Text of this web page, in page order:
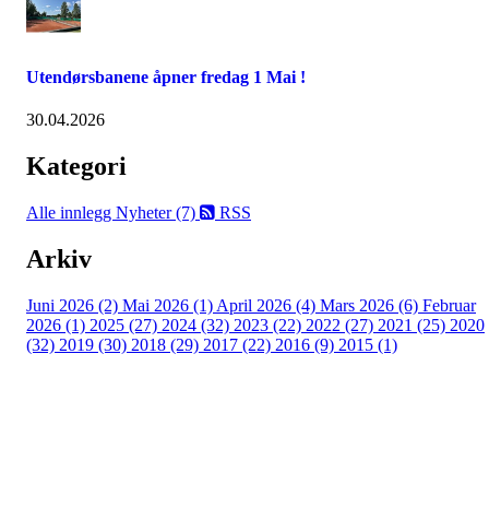
Utendørsbanene åpner fredag 1 Mai !
30.04.2026
Kategori
Alle innlegg Nyheter (7) RSS
Arkiv
Juni 2026 (2) Mai 2026 (1) April 2026 (4) Mars 2026 (6) Februar
2026 (1) 2025 (27) 2024 (32) 2023 (22) 2022 (27) 2021 (25) 2020
(32) 2019 (30) 2018 (29) 2017 (22) 2016 (9) 2015 (1)